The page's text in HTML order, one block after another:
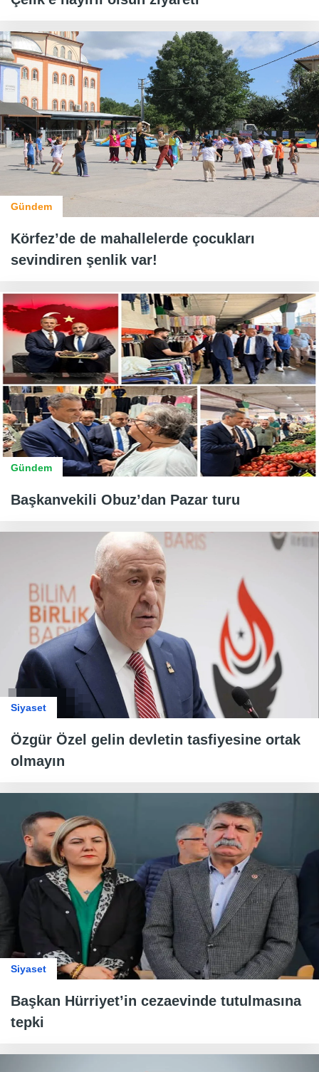
Gündem
Körfez’de de mahallelerde çocukları
sevindiren şenlik var!
Gündem
Başkanvekili Obuz’dan Pazar turu
Siyaset
Özgür Özel gelin devletin tasfiyesine ortak
olmayın
Siyaset
Başkan Hürriyet’in cezaevinde tutulmasına
tepki